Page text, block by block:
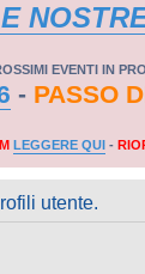
EVENTI IN
- PASSO
LEGGERE QUI -
utente.